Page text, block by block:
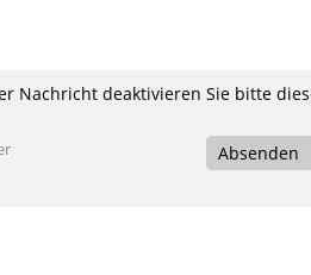
Nachricht deaktivieren Sie bitte
Absenden